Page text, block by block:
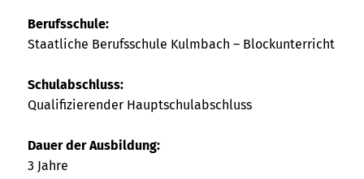
Berufsschule:
Staatliche Berufsschule Kulmbach – Blockunterricht
Schulabschluss:
Qualifizierender Hauptschulabschluss
Dauer der Ausbildung:
3 Jahre